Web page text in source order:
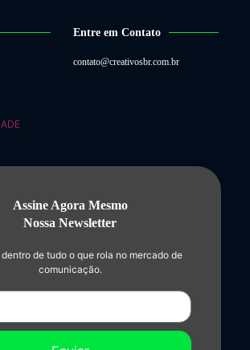
Entre em Contato
contato@creativosbr.com.br
Assine Agora Mesmo
Nossa Newsletter
dentro de tudo o que rola no mercado de
comunicação.